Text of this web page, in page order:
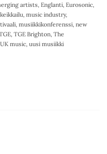
artists, Englanti, Eurosonic,
keikkailu, music industry,
, musiikkikonferenssi, new
, TGE Brighton, The
UK music, uusi musiikki